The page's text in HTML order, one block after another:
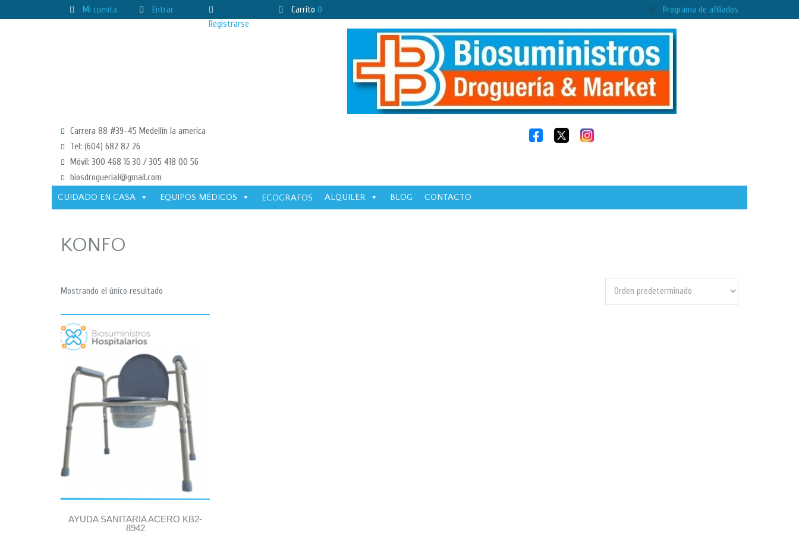
Mi cuenta
Entrar
Registrarse
Carrito 0 Programa de afiliados
Carrera 88 #39-45 Medellín la america
Tel: (604) 682 82 26
Móvil: 300 468 16 30 / 305 418 00 56
biosdrogueria1@gmail.com
CUIDADO EN CASA
EQUIPOS MÉDICOS ECOGRAFOS ALQUILER BLOG CONTACTO
KONFO
Mostrando el único resultado
AYUDA SANITARIA ACERO KB2-
8942